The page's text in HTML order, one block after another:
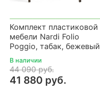
Комплект пластиковой
мебели Nardi Folio
Poggio, табак, бежевый
В наличии
44 090 руб.
41 880 руб.